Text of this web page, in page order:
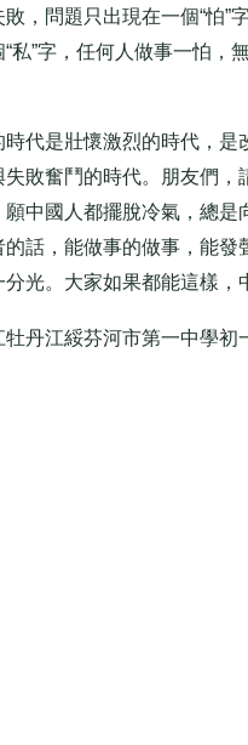
問題只出現在一個“怕”字
私”字，任何人做事一怕，
是壯懷激烈的時代，是
失敗奮鬥的時代。朋友們，
願中國人都擺脫冷氣，總是
的話，能做事的做事，能發
光。大家如果都能這樣，
江綏芬河市第一中學初